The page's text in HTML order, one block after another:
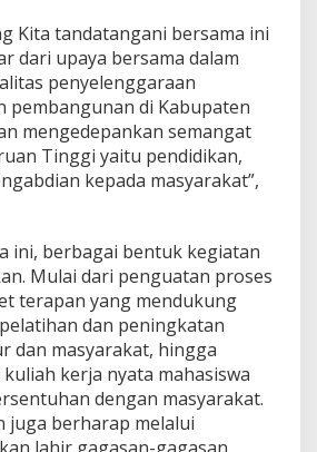
a
h
u
a
n
D
n
I
v
a
s
i
Kita tandatangani bersama ini
dari upaya bersama dalam
penyelenggaraan
pembangunan di Kabupaten
mengedepankan semangat
Tinggi yaitu pendidikan,
kepada masyarakat”,
ini, berbagai bentuk kegiatan
Mulai dari penguatan proses
terapan yang mendukung
dan peningkatan
dan masyarakat, hingga
kerja nyata mahasiswa
dengan masyarakat.
juga berharap melalui
lahir gagasan-gagasan